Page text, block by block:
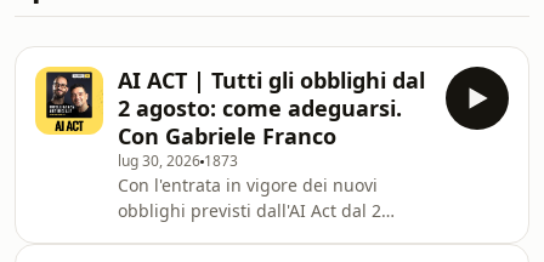
AI ACT | Tutti gli obblighi dal
2 agosto: come adeguarsi.
Con Gabriele Franco
lug 30, 2026 1873
Con l'entrata in vigore dei nuovi
obblighi previsti dall'AI Act dal 2